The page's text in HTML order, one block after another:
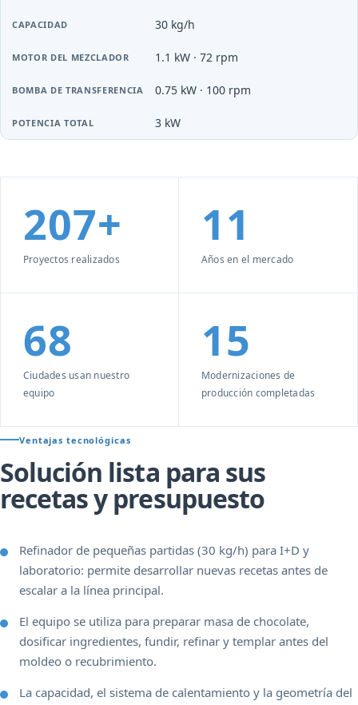
30 kg/h
1.1 kW · 72 rpm
0.75 kW · 100 rpm
3 kW
207+
Proyectos realizados
11
Años en el mercado
68
Ciudades usan nuestro
equipo
15
Modernizaciones de
producción completadas
Ventajas tecnológicas
Solución lista para sus
recetas y presupuesto
Refinador de pequeñas partidas (30 kg/h) para I+D y
laboratorio: permite desarrollar nuevas recetas antes de
escalar a la línea principal.
El equipo se utiliza para preparar masa de chocolate,
dosificar ingredientes, fundir, refinar y templar antes del
moldeo o recubrimiento.
La capacidad, el sistema de calentamiento y la geometría del